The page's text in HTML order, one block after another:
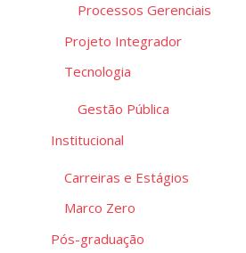
Processos Gerenciais
Projeto Integrador
Tecnologia
Gestão Pública
Institucional
Carreiras e Estágios
Marco Zero
Pós-graduação